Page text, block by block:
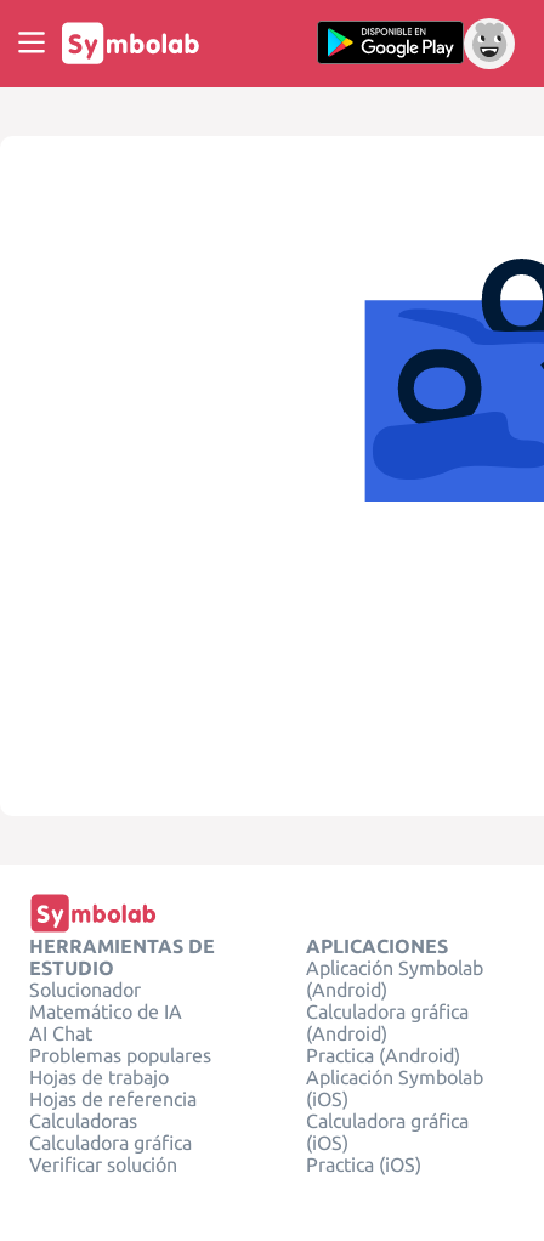
HERRAMIENTAS DE
ESTUDIO
Solucionador
Matemático de IA
AI Chat
Problemas populares
Hojas de trabajo
Hojas de referencia
Calculadoras
Calculadora gráfica
Verificar solución
APLICACIONES
Aplicación Symbolab
(Android)
Calculadora gráfica
(Android)
Practica (Android)
Aplicación Symbolab
(iOS)
Calculadora gráfica
(iOS)
Practica (iOS)